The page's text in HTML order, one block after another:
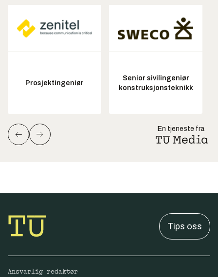
Prosjektingeniør
Senior sivilingeniør
konstruksjonsteknikk
En tjeneste fra
Tips oss
Ansvarlig redaktør